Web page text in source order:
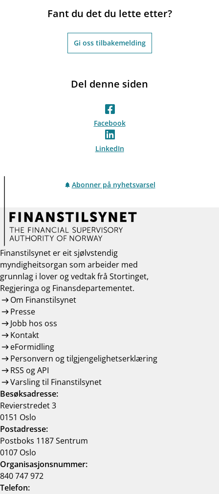
Fant du det du lette etter?
Gi oss tilbakemelding
Del denne siden
Facebook
LinkedIn
Abonner på nyhetsvarsel
Finanstilsynet er eit sjølvstendig
myndigheitsorgan som arbeider med
grunnlag i lover og vedtak frå Stortinget,
Regjeringa og Finansdepartementet.
Om Finanstilsynet
Presse
Jobb hos oss
Kontakt
eFormidling
Personvern og tilgjengelighetserklæring
RSS og API
Varsling til Finanstilsynet
Besøksadresse:
Revierstredet 3
0151 Oslo
Postadresse:
Postboks 1187 Sentrum
0107 Oslo
Organisasjonsnummer:
840 747 972
Telefon: